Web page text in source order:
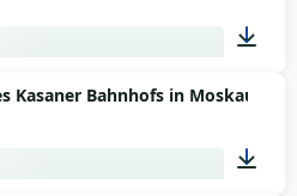
01:36
Kasaner Bahnhofs in Moskau